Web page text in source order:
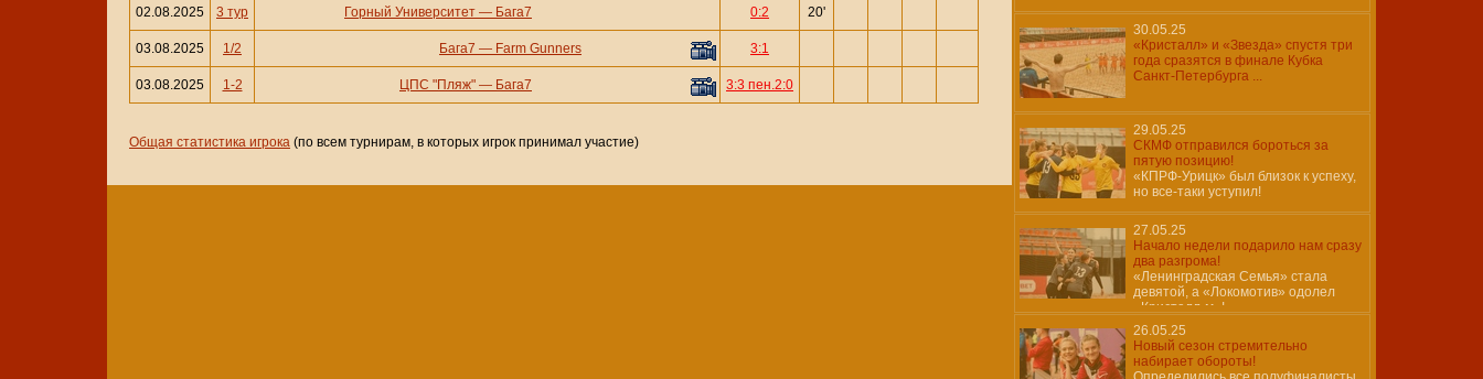
02.08.2025 3 тур Горный Университет — Бага7 0:2 20'
03.08.2025 1/2 Бага7 — Farm Gunners 3:1
03.08.2025 1-2 ЦПС "Пляж" — Бага7 3:3 пен.2:0
Общая статистика игрока (по всем турнирам, в которых игрок принимал участие)
30.05.25
«Кристалл» и «Звезда» спустя три
года сразятся в финале Кубка
Санкт-Петербурга ...
29.05.25
СКМФ отправился бороться за
пятую позицию!
«КПРФ-Урицк» был близок к успеху,
но все-таки уступил!
27.05.25
Начало недели подарило нам сразу
два разгрома!
«Ленинградская Семья» стала
девятой, а «Локомотив» одолел
«Кристалл-м»!
26.05.25
Новый сезон стремительно
набирает обороты!